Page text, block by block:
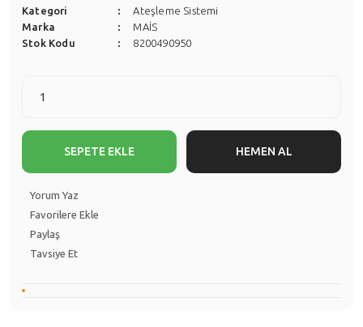
Kategori
Ateşleme Sistemi
Marka
MAİS
Stok Kodu
8200490950
SEPETE EKLE HEMEN AL
Yorum Yaz
Paylaş
Tavsiye Et